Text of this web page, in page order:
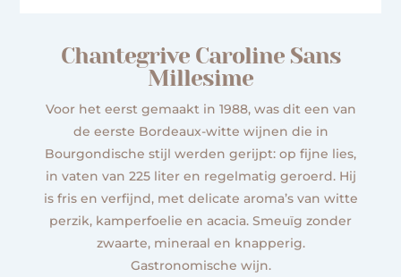
Chantegrive Caroline Sans
Millesime
Voor het eerst gemaakt in 1988, was dit een van
de eerste Bordeaux-witte wijnen die in
Bourgondische stijl werden gerijpt: op fijne lies,
in vaten van 225 liter en regelmatig geroerd. Hij
is fris en verfijnd, met delicate aroma’s van witte
perzik, kamperfoelie en acacia. Smeuïg zonder
zwaarte, mineraal en knapperig.
Gastronomische wijn.